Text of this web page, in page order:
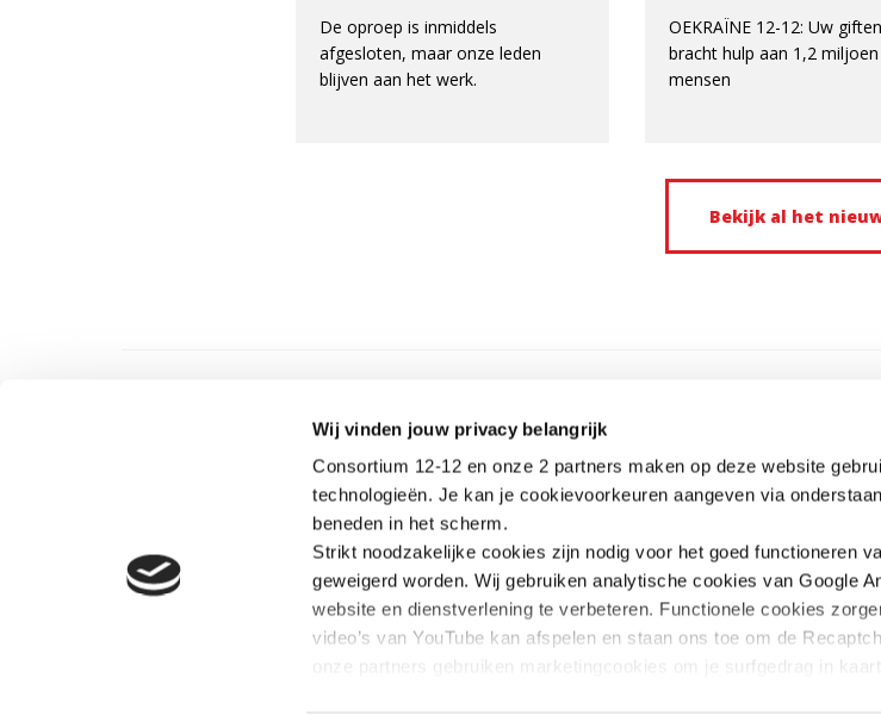
Wij vinden jouw privacy belangrijk
Consortium 12-12 en onze 2 partners maken op deze website
technologieën. Je kan je cookievoorkeuren aangeven via
beneden in het scherm.
Strikt noodzakelijke cookies zijn nodig voor het goed functioneren
geweigerd worden. Wij gebruiken analytische cookies van Google
website en dienstverlening te verbeteren. Functionele cookies
video’s van YouTube kan afspelen en staan ons toe om de
onze partners gebruiken marketingcookies om je surfgedrag in kaart
De oproep is inmiddels
afgesloten, maar onze leden
blijven aan het werk.
OEKRAÏNE 12-12: Uw giften
bracht hulp aan 1,2 miljoen
mensen
Bekijk al het
OVER CONSORTIUM 12-12
organisaties die hun fondsenwerving in België
coördineren tijdens ernstige crises of
natuurrampen in het globale Zuiden.